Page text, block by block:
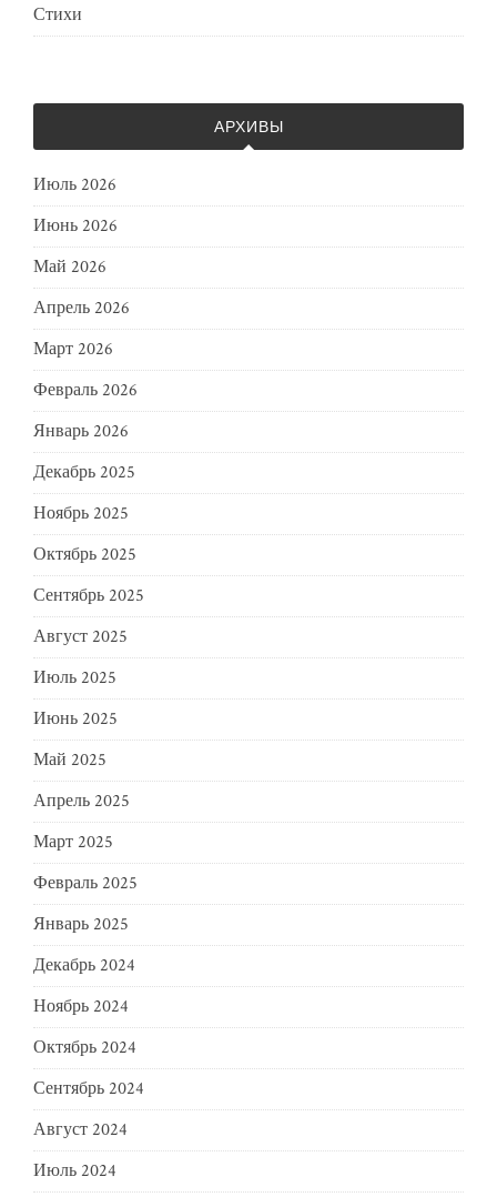
Стихи
АРХИВЫ
Июль 2026
Июнь 2026
Май 2026
Апрель 2026
Март 2026
Февраль 2026
Январь 2026
Декабрь 2025
Ноябрь 2025
Октябрь 2025
Сентябрь 2025
Август 2025
Июль 2025
Июнь 2025
Май 2025
Апрель 2025
Март 2025
Февраль 2025
Январь 2025
Декабрь 2024
Ноябрь 2024
Октябрь 2024
Сентябрь 2024
Август 2024
Июль 2024